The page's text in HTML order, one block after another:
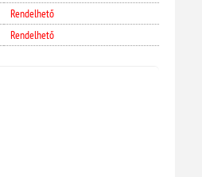
Rendelhető
Rendelhető